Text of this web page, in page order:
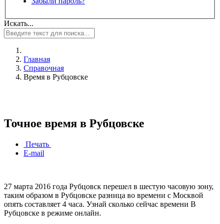
Искать...
Главная
Справочная
Время в Рубцовске
Точное время в Рубцовске
Печать
E-mail
27 марта 2016 года Рубцовск перешел в шестую часовую зону,
таким образом в Рубцовске разница во времени с Москвой
опять составляет 4 часа. Узнай сколько сейчас времени В
Рубцовске в режиме онлайн.